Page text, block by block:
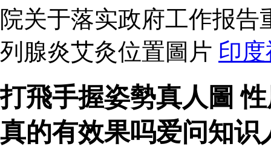
院关于落实政府工作报
列腺炎艾灸位置圖片 印
打飛手握姿勢真人圖
真的有效果吗爱问知识